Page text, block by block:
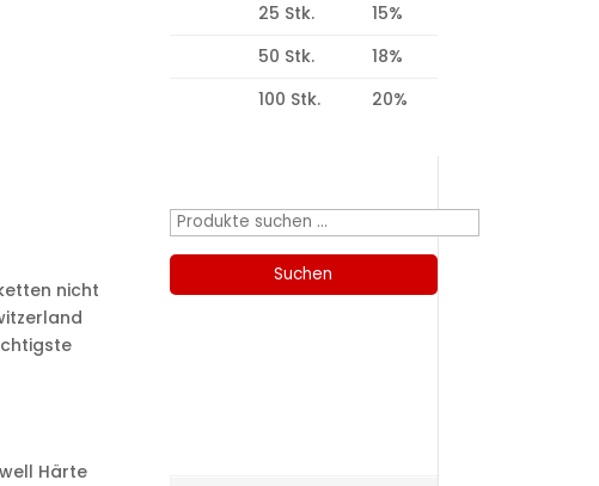
nicht
Härte
25 Stk.
15%
50 Stk.
18%
100 Stk.
20%
Suchen
Suchen